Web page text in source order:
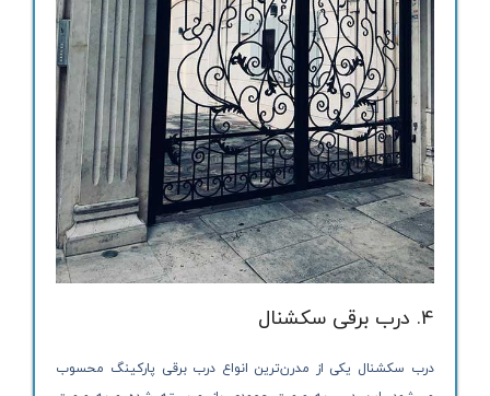
4. درب برقی سکشنال
درب سکشنال یکی از مدرن‌ترین انواع درب برقی پارکینگ محسوب